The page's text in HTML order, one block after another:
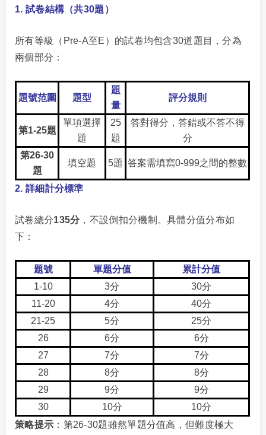
1. 試卷結構（共30題）
所有等級（Pre-A至E）的試卷均包含30道題目，分為
兩個部分：
題號范圍 題型
題
量
評分規則
第1-25題
單項選擇
題
25
題
答對得分，答錯或不答不得
分
第26-30
題
填空題 5題 答案需填寫0-999之間的整數
2. 詳細計分標準
試卷總分135分，不設倒扣分機制。具體分值分布如
下：
題號 單題分值
累計分值
1-10
3分
30分
11-20
4分
40分
21-25
5分
25分
26
6分
6分
27
7分
7分
28
8分
8分
29
9分
9分
30
10分
10分
策略提示 ：第26-30題雖然單題分值高，但難度極大